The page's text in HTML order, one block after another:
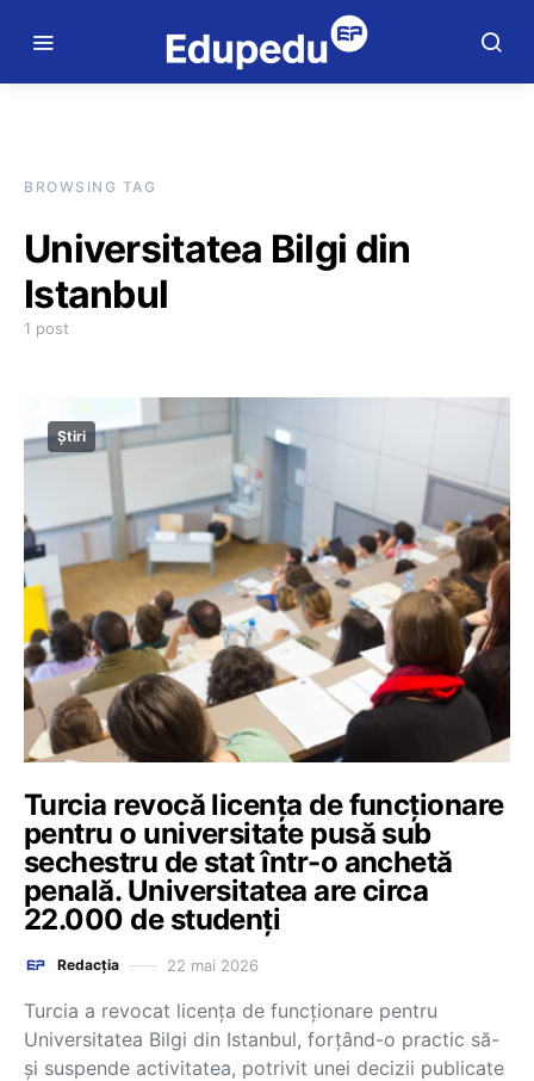
BROWSING TAG
Universitatea Bilgi din
Istanbul
1 post
Știri
Turcia revocă licenţa de funcţionare
pentru o universitate pusă sub
sechestru de stat într-o anchetă
penală. Universitatea are circa
22.000 de studenţi
Redacția 22 mai 2026
Turcia a revocat licenţa de funcţionare pentru
Universitatea Bilgi din Istanbul, forţând-o practic să-
şi suspende activitatea, potrivit unei decizii publicate